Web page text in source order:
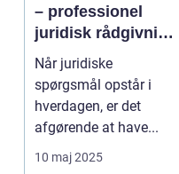
– professionel
juridisk rådgivning
tæt på dig
Når juridiske
spørgsmål opstår i
hverdagen, er det
afgørende at have...
10 maj 2025